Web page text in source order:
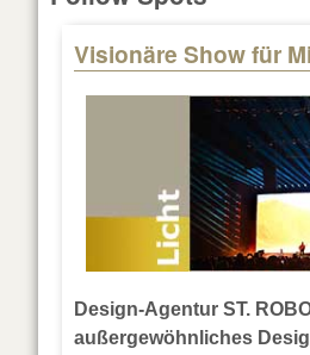
Visionäre Show für
Design-Agentur ST.
außergewöhnliches
Pages